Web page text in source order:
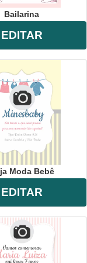
Bailarina
EDITAR
Moda Bebê
EDITAR